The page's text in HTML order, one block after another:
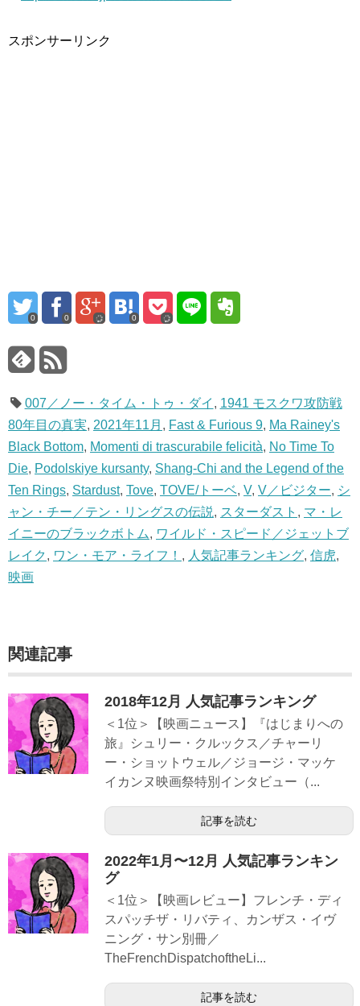
スポンサーリンク
0 0 0
007／ノー・タイム・トゥ・ダイ , 1941 モスクワ攻防戦
80年目の真実, 2021年11月 , Fast & Furious 9, Ma Rainey's
Black Bottom, Momenti di trascurabile felicità, No Time To
Die, Podolskiye kursanty, Shang-Chi and the Legend of the
Ten Rings, Stardust, Tove, TOVE/トーベ, V, V／ビジター, シ
ャン・チー／テン・リングスの伝説, スターダスト , マ・レ
イニーのブラックボトム, ワイルド・スピード／ジェットブ
レイク , ワン・モア・ライフ！ , 人気記事ランキング, 信虎,
映画
関連記事
2018年12月 人気記事ランキング
＜1位＞【映画ニュース】『はじまりへの
旅』シュリー・クルックス／チャーリ
ー・ショットウェル／ジョージ・マッケ
イカンヌ映画祭特別インタビュー（...
記事を読む
2022年1月〜12月 人気記事ランキン
グ
＜1位＞【映画レビュー】フレンチ・ディ
スパッチザ・リバティ、カンザス・イヴ
ニング・サン別冊／
TheFrenchDispatchoftheLi...
記事を読む